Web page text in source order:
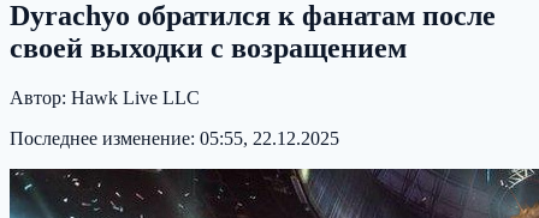
Dyrachyo обратился к фанатам после
своей выходки с возращением
Автор: Hawk Live LLC
Последнее изменение: 05:55, 22.12.2025